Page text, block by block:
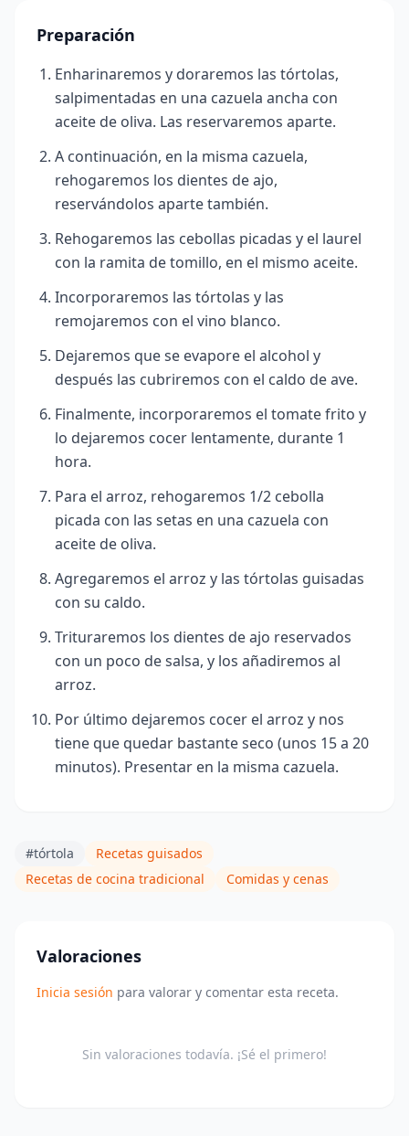
Preparación
Enharinaremos y doraremos las tórtolas,
salpimentadas en una cazuela ancha con
aceite de oliva. Las reservaremos aparte.
A continuación, en la misma cazuela,
rehogaremos los dientes de ajo,
reservándolos aparte también.
Rehogaremos las cebollas picadas y el laurel
con la ramita de tomillo, en el mismo aceite.
Incorporaremos las tórtolas y las
remojaremos con el vino blanco.
Dejaremos que se evapore el alcohol y
después las cubriremos con el caldo de ave.
Finalmente, incorporaremos el tomate frito y
lo dejaremos cocer lentamente, durante 1
hora.
Para el arroz, rehogaremos 1/2 cebolla
picada con las setas en una cazuela con
aceite de oliva.
Agregaremos el arroz y las tórtolas guisadas
con su caldo.
Trituraremos los dientes de ajo reservados
con un poco de salsa, y los añadiremos al
arroz.
Por último dejaremos cocer el arroz y nos
tiene que quedar bastante seco (unos 15 a 20
minutos). Presentar en la misma cazuela.
#tórtola
Recetas guisados
Recetas de cocina tradicional
Comidas y cenas
Valoraciones
Inicia sesión para valorar y comentar esta receta.
Sin valoraciones todavía. ¡Sé el primero!